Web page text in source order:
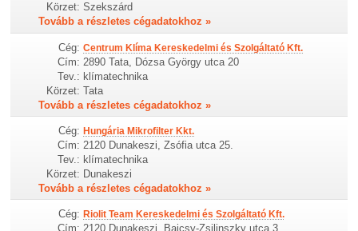
Körzet: Szekszárd
Tovább a részletes cégadatokhoz »
Cég: Centrum Klíma Kereskedelmi és Szolgáltató Kft.
Cím: 2890 Tata, Dózsa György utca 20
Tev.: klímatechnika
Körzet: Tata
Tovább a részletes cégadatokhoz »
Cég: Hungária Mikrofilter Kkt.
Cím: 2120 Dunakeszi, Zsófia utca 25.
Tev.: klímatechnika
Körzet: Dunakeszi
Tovább a részletes cégadatokhoz »
Cég: Riolit Team Kereskedelmi és Szolgáltató Kft.
Cím: 2120 Dunakeszi, Bajcsy-Zsilinszky utca 3.